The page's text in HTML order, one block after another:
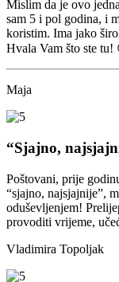
Mislim da je ovo
sam 5 i pol godina, i
koristim. Ima jako
Hvala Vam što ste tu!
Maja
“Sjajno,
Poštovani, prije
“sjajno, najsjajnije”,
oduševljenjem!
provoditi vrijeme,
Vladimira Topoljak